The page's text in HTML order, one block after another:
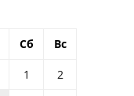
Сб Вс
1
2